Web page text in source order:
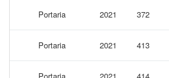
Portaria 2021 372
Portaria 2021 413